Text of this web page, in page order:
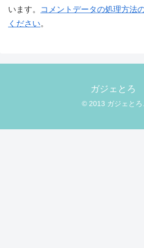
います。
コメントデータの処理方法
ください。
ガジェとろ
© 2013 ガジェとろ.